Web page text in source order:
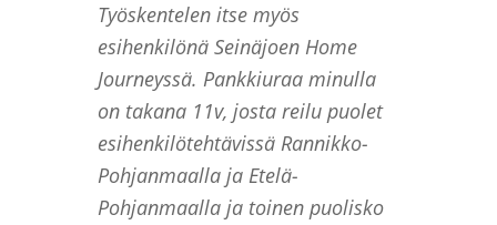
Työskentelen itse myös
esihenkilönä Seinäjoen Home
Journeyssä. Pankkiuraa minulla
on takana 11v, josta reilu puolet
esihenkilötehtävissä Rannikko-
Pohjanmaalla ja Etelä-
Pohjanmaalla ja toinen puolisko